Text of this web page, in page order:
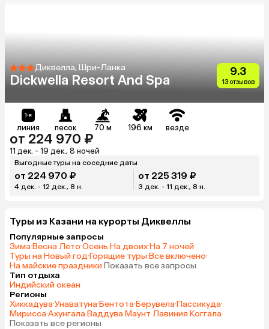
Диквелла, Шри-Ланка
Dickwella Resort And Spa
9.3
13 отзывов
линия песок 70 м 196 км везде
от 224 970 ₽
11 дек. - 19 дек., 8 ночей
Выгодные туры на соседние даты
от 224 970 ₽
4 дек. - 12 дек., 8 н.
от 225 319 ₽
3 дек. - 11 дек., 8 н.
Туры из Казани на курорты Диквеллы
Популярные запросы
Зима·Весна·Лето·Осень·На двоих·На 7 ночей·
Туры на Новый год·Горящие туры·Все включено·
На майские праздники·Показать все запросы
Тип отдыха
Индийский океан
Регионы
Хиккадува·Унаватуна·Бентота·Берувела·Пассикуда·
Мирисса·Ахунгала·Ваддува·Маунт Лавиния·Коггала·
Показать все регионы